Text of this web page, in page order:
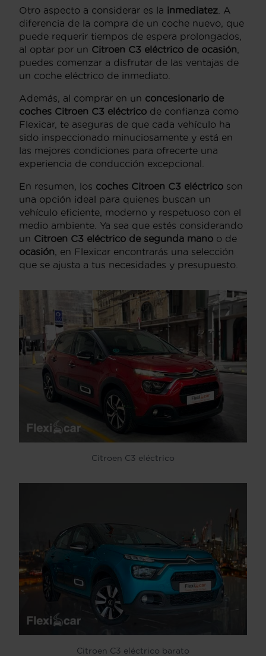
Otro aspecto a considerar es la inmediatez . A
diferencia de la compra de un coche nuevo, que
puede requerir tiempos de espera prolongados,
al optar por un Citroen C3 eléctrico de ocasión,
puedes comenzar a disfrutar de las ventajas de
un coche eléctrico de inmediato.
Además, al comprar en un concesionario de
coches Citroen C3 eléctrico de confianza como
Flexicar, te aseguras de que cada vehículo ha
sido inspeccionado minuciosamente y está en
las mejores condiciones para ofrecerte una
experiencia de conducción excepcional.
En resumen, los coches Citroen C3 eléctrico son
una opción ideal para quienes buscan un
vehículo eficiente, moderno y respetuoso con el
medio ambiente. Ya sea que estés considerando
un Citroen C3 eléctrico de segunda mano o de
ocasión, en Flexicar encontrarás una selección
que se ajusta a tus necesidades y presupuesto.
Citroen C3 eléctrico
Citroen C3 eléctrico barato